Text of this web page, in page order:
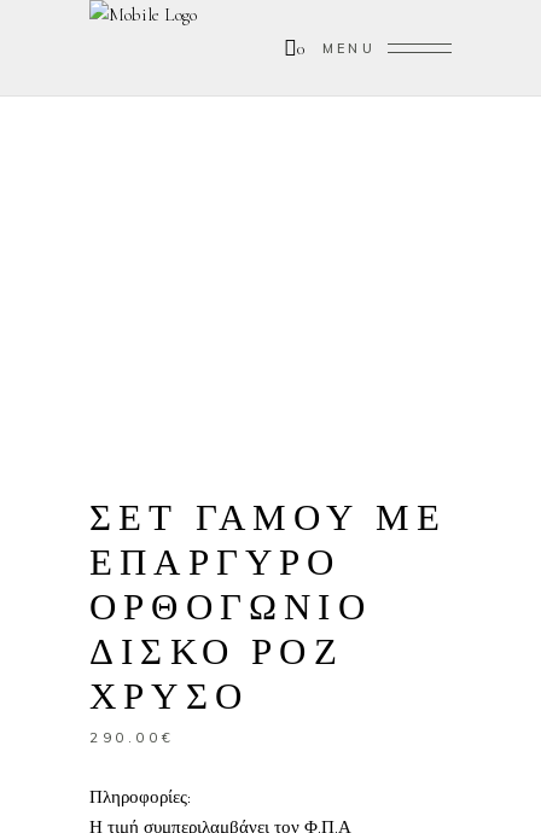
0 MENU
ΣΕΤ ΓΑΜΟΥ ΜΕ
ΕΠΑΡΓΥΡΟ
ΟΡΘΟΓΩΝΙΟ
ΔΙΣΚΟ ΡΟΖ
ΧΡΥΣΟ
290.00 €
Πληροφορίες:
Η τιμή συμπεριλαμβάνει τον Φ.Π.Α